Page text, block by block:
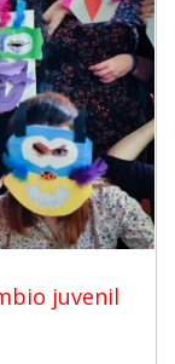
juvenil